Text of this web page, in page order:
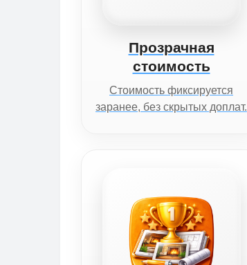
Прозрачная
стоимость
Стоимость фиксируется
заранее, без скрытых доплат.